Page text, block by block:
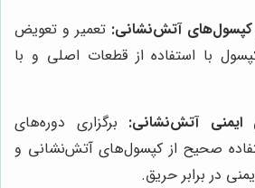
کپسول‌های آتش‌نشانی: تعمیر و تعویض
با استفاده از قطعات اصلی و با
ایمنی آتش‌نشانی: برگزاری دوره‌های
صحیح از کپسول‌های آتش‌نشانی و
در برابر حریق.